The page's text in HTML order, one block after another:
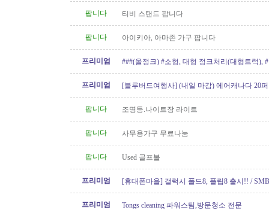
팝니다 티비 스탠드 팝니다
팝니다 아이키아, 아마존 가구 팝니다
프리미엄
###(올정크) #소형, 대형 정크처리(대형트럭),
프리미엄
[블루버드여행사] (내일 마감) 에어캐나다 20
팝니다
조명등.나이트장 라이트
팝니다 사무용가구 무료나눔
팝니다 Used 골프볼
프리미엄
[휴대폰마을] 갤럭시 폴드8, 플립8 출시!! /
프리미엄
Tongs cleaning 파워스팀,방문청소 전문